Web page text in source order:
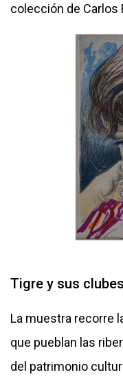
colección de Carlos
Tigre y sus
La muestra recorre
que pueblan las
del patrimonio